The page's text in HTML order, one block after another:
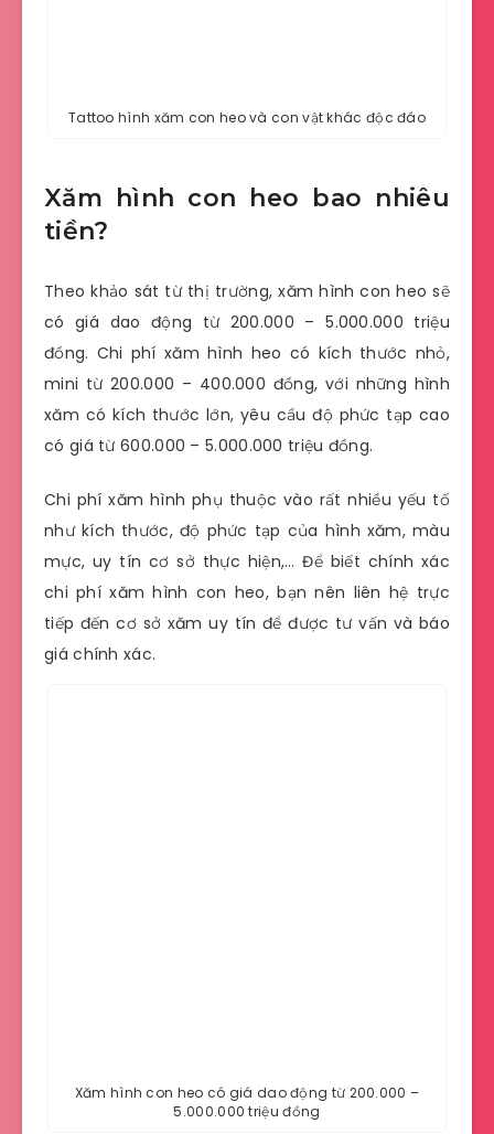
Tattoo hình xăm con heo và con vật khác độc đáo
Xăm hình con heo bao nhiêu
tiền?
Theo khảo sát từ thị trường, xăm hình con heo sẽ
có giá dao động từ 200.000 – 5.000.000 triệu
đồng. Chi phí xăm hình heo có kích thước nhỏ,
mini từ 200.000 – 400.000 đồng, với những hình
xăm có kích thước lớn, yêu cầu độ phức tạp cao
có giá từ 600.000 – 5.000.000 triệu đồng.
Chi phí xăm hình phụ thuộc vào rất nhiều yếu tố
như kích thước, độ phức tạp của hình xăm, màu
mực, uy tín cơ sở thực hiện,… Để biết chính xác
chi phí xăm hình con heo, bạn nên liên hệ trực
tiếp đến cơ sở xăm uy tín để được tư vấn và báo
giá chính xác.
Xăm hình con heo có giá dao động từ 200.000 –
5.000.000 triệu đồng